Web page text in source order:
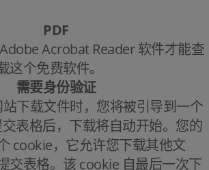
PDF
Acrobat Reader 软件才能查
这个免费软件。
需要身份验证
下载文件时，您将被引导到一个
表格后，下载将自动开始。您的
cookie，它允许您下载其他文
交表格。该 cookie 自最后一次下